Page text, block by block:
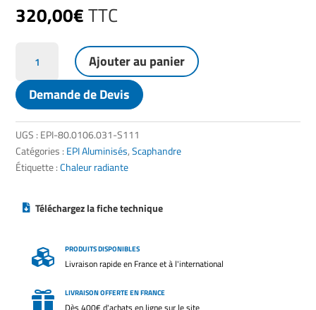
320,00€TTC
Scaphandre
anti-
chaleur
aluminisé
-
S111
Ajouter au panier
Demande de Devis
UGS : EPI-80.0106.031-S111
Catégories : EPI Aluminisés,Scaphandre
Étiquette :Chaleur radiante
Téléchargez la fiche technique
 PRODUITS DISPONIBLES
Livraison rapide en France et à l'international
 LIVRAISON OFFERTE EN FRANCE